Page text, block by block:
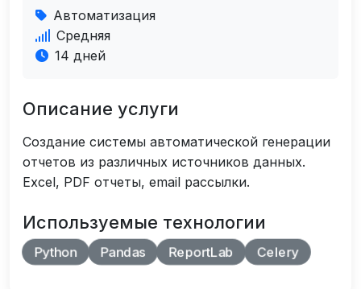
Автоматизация
Средняя
14 дней
Описание услуги
Создание системы автоматической генерации
отчетов из различных источников данных.
Excel, PDF отчеты, email рассылки.
Используемые технологии
Python Pandas ReportLab Celery